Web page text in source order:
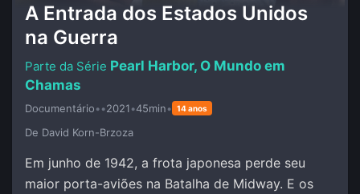
A Entrada dos Estados Unidos
na Guerra
Pearl Harbor, O Mundo em
Chamas
Documentário••2021•45min• 14 anos
De David Korn-Brzoza
Em junho de 1942, a frota japonesa perde seu
maior porta-aviões na Batalha de Midway. E os